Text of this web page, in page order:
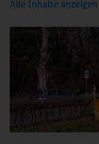
Alle Inhalte anzeigen